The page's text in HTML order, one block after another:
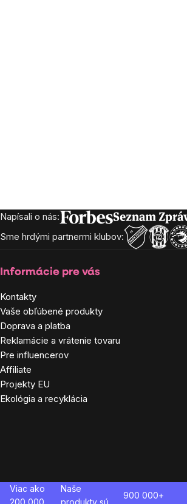
Zápätie
Napísali o nás:
Sme hrdými partnermi klubov:
Informácie pre vás
Kontakty
Vaše obľúbené produkty
Doprava a platba
Reklamácie a vrátenie tovaru
Pre influencerov
Affiliate
Projekty EU
Ekológia a recyklácia
Viac ako
200 000
Naše
produkty sú
900 000+